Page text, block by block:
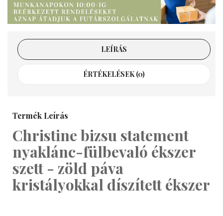
LEÍRÁS
ÉRTÉKELÉSEK (0)
Termék Leírás
Christine bizsu statement
nyaklánc-fülbevaló ékszer
szett - zöld páva
kristályokkal díszített ékszer